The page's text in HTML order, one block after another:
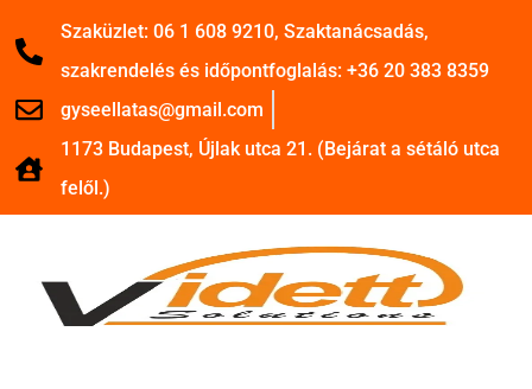
Szaküzlet: 06 1 608 9210, Szaktanácsadás,
szakrendelés és időpontfoglalás: +36 20 383 8359
gyseellatas@gmail.com
1173 Budapest, Újlak utca 21. (Bejárat a sétáló utca
felől.)